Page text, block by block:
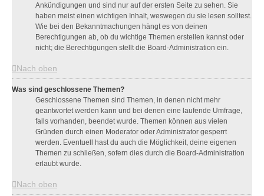
Ankündigungen und sind nur auf der ersten Seite zu sehen. Sie
haben meist einen wichtigen Inhalt, weswegen du sie lesen solltest.
Wie bei den Bekanntmachungen hängt es von deinen
Berechtigungen ab, ob du wichtige Themen erstellen kannst oder
nicht; die Berechtigungen stellt die Board-Administration ein.
Nach oben
Was sind geschlossene Themen?
Geschlossene Themen sind Themen, in denen nicht mehr
geantwortet werden kann und bei denen eine laufende Umfrage,
falls vorhanden, beendet wurde. Themen können aus vielen
Gründen durch einen Moderator oder Administrator gesperrt
werden. Eventuell hast du auch die Möglichkeit, deine eigenen
Themen zu schließen, sofern dies durch die Board-Administration
erlaubt wurde.
Nach oben